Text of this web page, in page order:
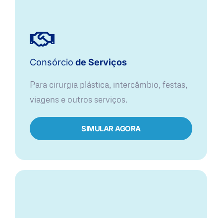
Consórcio de Serviços
Para cirurgia plástica, intercâmbio, festas,
viagens e outros serviços.
SIMULAR AGORA